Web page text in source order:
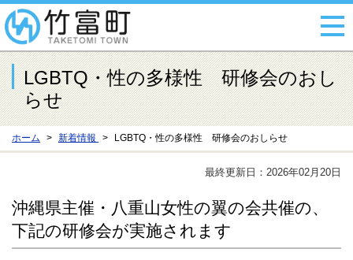
LGBTQ・性の多様性 研修会のおし
らせ
ホーム 新着情報 LGBTQ・性の多様性 研修会のおしらせ
最終更新日：2026年02月20日
沖縄県主催・八重山女性の翼の会共催の、
下記の研修会が実施されます